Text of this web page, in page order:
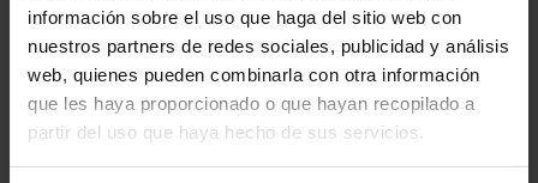
información sobre el uso que haga del sitio web con
nuestros partners de redes sociales, publicidad y análisis
web, quienes pueden combinarla con otra información
que les haya proporcionado o que hayan recopilado a
partir del uso que haya hecho de sus servicios.